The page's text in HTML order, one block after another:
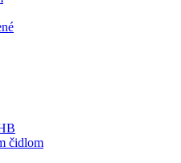
čidlom